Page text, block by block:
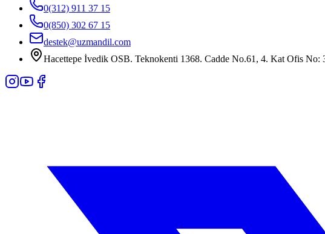
0(312) 911 37 15
0(850) 302 67 15
destek@uzmandil.com
Hacettepe İvedik OSB. Teknokenti 1368. Cadde No.61, 4. Kat Ofis